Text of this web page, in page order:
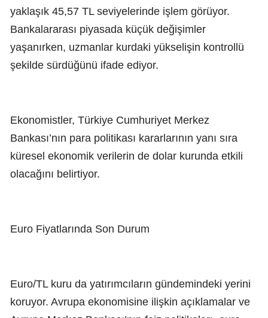
yaklaşık 45,57 TL seviyelerinde işlem görüyor.
Bankalararası piyasada küçük değişimler
yaşanırken, uzmanlar kurdaki yükselişin kontrollü
şekilde sürdüğünü ifade ediyor.
Ekonomistler, Türkiye Cumhuriyet Merkez
Bankası’nın para politikası kararlarının yanı sıra
küresel ekonomik verilerin de dolar kurunda etkili
olacağını belirtiyor.
Euro Fiyatlarında Son Durum
Euro/TL kuru da yatırımcıların gündemindeki yerini
koruyor. Avrupa ekonomisine ilişkin açıklamalar ve